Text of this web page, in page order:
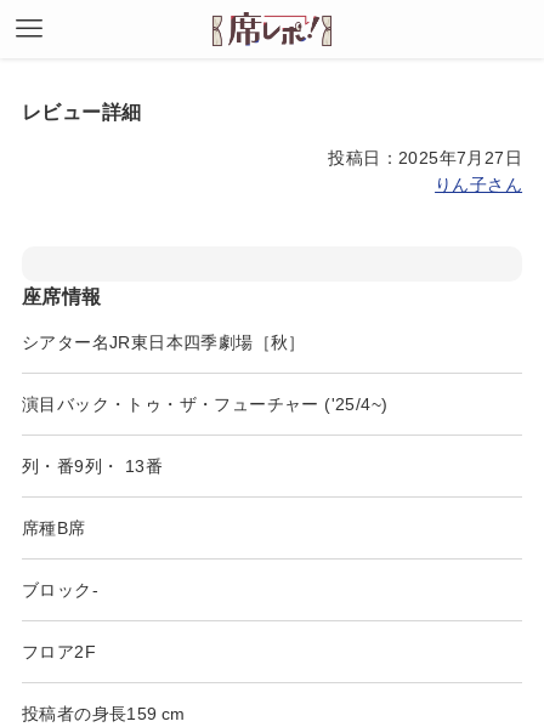
レビュー詳細
投稿日：2025年7月27日
りん子さん
座席情報
シアター名JR東日本四季劇場［秋］
演目 バック・トゥ・ザ・フューチャー ('25/4~)
列・番9列 ・ 13番
席種B席
ブロック-
フロア2F
投稿者の身長159